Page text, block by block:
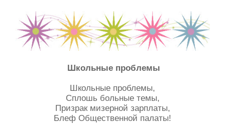
Школьные проблемы
Школьные проблемы,
Сплошь больные темы,
Призрак мизерной зарплаты,
Блеф Общественной палаты!